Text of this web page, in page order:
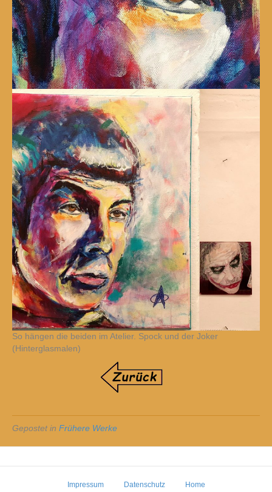
So hängen die beiden im Atelier. Spock und der Joker
(Hinterglasmalen)
Gepostet in Frühere Werke
Impressum Datenschutz Home